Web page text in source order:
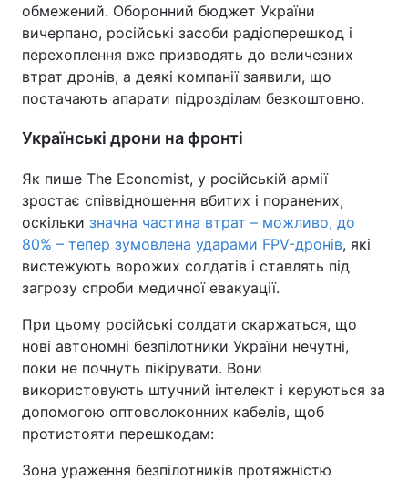
обмежений. Оборонний бюджет України
вичерпано, російські засоби радіоперешкод і
перехоплення вже призводять до величезних
втрат дронів, а деякі компанії заявили, що
постачають апарати підрозділам безкоштовно.
Українські дрони на фронті
Як пише The Economist, у російській армії
зростає співвідношення вбитих і поранених,
оскільки значна частина втрат – можливо, до
80% – тепер зумовлена ударами FPV-дронів, які
вистежують ворожих солдатів і ставлять під
загрозу спроби медичної евакуації.
При цьому російські солдати скаржаться, що
нові автономні безпілотники України нечутні,
поки не почнуть пікірувати. Вони
використовують штучний інтелект і керуються за
допомогою оптоволоконних кабелів, щоб
протистояти перешкодам:
Зона ураження безпілотників протяжністю